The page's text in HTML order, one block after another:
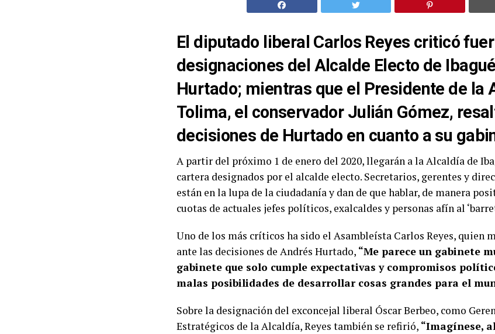
El diputado liberal Carlos Reyes criticó
designaciones del Alcalde Electo de
Hurtado; mientras que el Presidente de la
Tolima, el conservador Julián Gómez,
decisiones de Hurtado en cuanto a su
A partir del próximo 1 de enero del 2020, llegarán a la Alcaldía de
cartera designados por el alcalde electo. Secretarios, gerentes y
están en la lupa de la ciudadanía y dan de que hablar, de manera
cuotas de actuales jefes políticos, exalcaldes y personas afín al
Uno de los más críticos ha sido el Asambleísta Carlos Reyes, quien
ante las decisiones de Andrés Hurtado, “Me parece un gabinete
gabinete que solo cumple expectativas y compromisos
malas posibilidades de desarrollar cosas grandes para el
Sobre la designación del exconcejal liberal Óscar Berbeo, como
Estratégicos de la Alcaldía, Reyes también se refirió, “Imagínese,